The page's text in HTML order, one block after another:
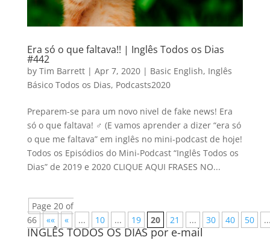
Era só o que faltava!! | Inglês Todos os Dias
#442
by Tim Barrett| Apr 7, 2020| Basic English, Inglês
Básico Todos os Dias, Podcasts2020
Preparem-se para um novo nivel de fake news! Era
só o que faltava! ‍♂️ (E vamos aprender a dizer “era só
o que me faltava” em inglês no mini-podcast de hoje!
Todos os Episódios do Mini-Podcast “Inglês Todos os
Dias” de 2019 e 2020 CLIQUE AQUI FRASES NO...
Page 20 of
66
«« « ... 10 ... 19 20 21 ... 30 40 50
INGLÊS TODOS OS DIAS por e-mail